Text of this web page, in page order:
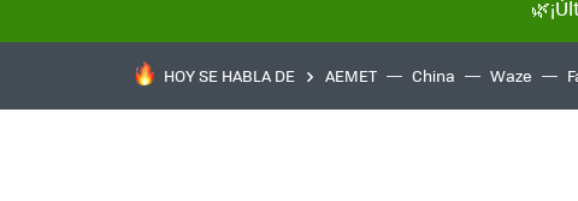
HOY SE HABLA DE AEMET China Waze